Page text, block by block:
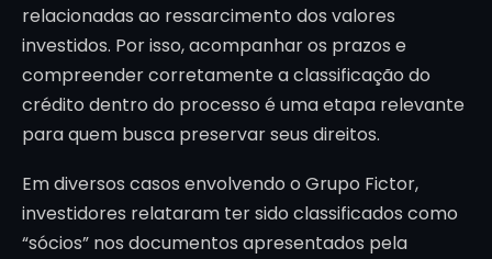
relacionadas ao ressarcimento dos valores
investidos. Por isso, acompanhar os prazos e
compreender corretamente a classificação do
crédito dentro do processo é uma etapa relevante
para quem busca preservar seus direitos.
Em diversos casos envolvendo o Grupo Fictor,
investidores relataram ter sido classificados como
“sócios” nos documentos apresentados pela